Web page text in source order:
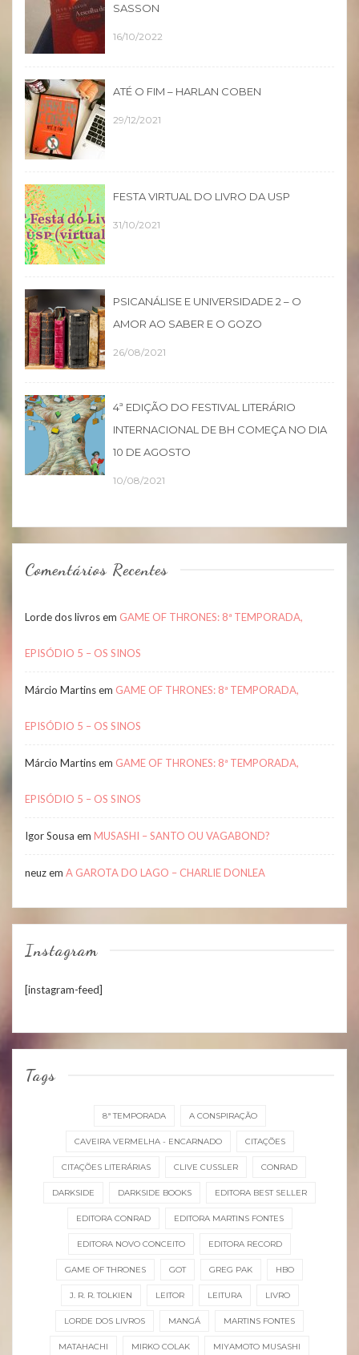
SASSON
16/10/2022
ATÉ O FIM – HARLAN COBEN
29/12/2021
FESTA VIRTUAL DO LIVRO DA USP
31/10/2021
PSICANÁLISE E UNIVERSIDADE 2 – O
AMOR AO SABER E O GOZO
26/08/2021
4ª EDIÇÃO DO FESTIVAL LITERÁRIO
INTERNACIONAL DE BH COMEÇA NO DIA
10 DE AGOSTO
10/08/2021
Comentários Recentes
Lorde dos livrosem GAME OF THRONES: 8ª TEMPORADA,
EPISÓDIO 5 – OS SINOS
Márcio Martinsem GAME OF THRONES: 8ª TEMPORADA,
EPISÓDIO 5 – OS SINOS
Márcio Martinsem GAME OF THRONES: 8ª TEMPORADA,
EPISÓDIO 5 – OS SINOS
Igor Sousa em MUSASHI – SANTO OU VAGABOND?
neuzem A GAROTA DO LAGO – CHARLIE DONLEA
Instagram
[instagram-feed]
Tags
8ª TEMPORADA A CONSPIRAÇÃO
CAVEIRA VERMELHA - ENCARNADO CITAÇÕES
CITAÇÕES LITERÁRIAS CLIVE CUSSLER CONRAD
DARKSIDE DARKSIDE BOOKS EDITORA BEST SELLER
EDITORA CONRAD EDITORA MARTINS FONTES
EDITORA NOVO CONCEITO EDITORA RECORD
GAME OF THRONES GOT GREG PAK HBO
J. R. R. TOLKIEN LEITOR LEITURA LIVRO
LORDE DOS LIVROS MANGÁ MARTINS FONTES
MATAHACHI MIRKO COLAK MIYAMOTO MUSASHI